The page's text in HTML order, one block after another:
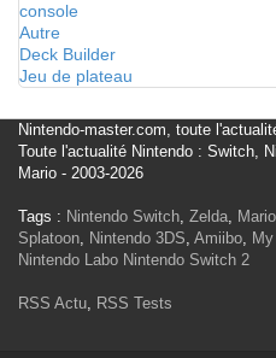
console
Autre
Deck Builder
Jeu de plateau
Nintendo-master.com, toute
Toute l'actualité Nintendo : Switch,
Mario - 2003-2026
Tags : Nintendo Switch, Zelda, Mario
Splatoon, Nintendo 3DS, Amiibo,
Nintendo Labo Nintendo Switch 2
RSS Actu, RSS Tests